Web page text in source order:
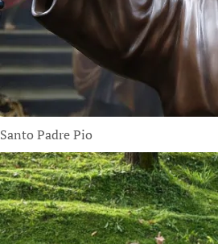
Santo Padre Pio